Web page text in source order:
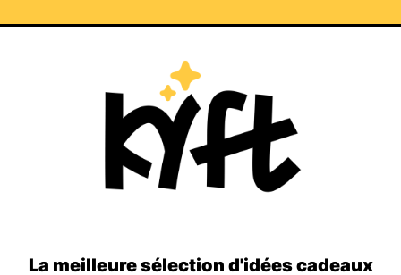
La meilleure sélection d'idées cadeaux